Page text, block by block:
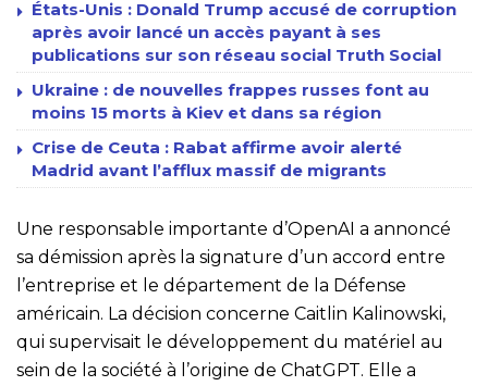
États-Unis : Donald Trump accusé de corruption
après avoir lancé un accès payant à ses
publications sur son réseau social Truth Social
Ukraine : de nouvelles frappes russes font au
moins 15 morts à Kiev et dans sa région
Crise de Ceuta : Rabat affirme avoir alerté
Madrid avant l’afflux massif de migrants
Une responsable importante d’OpenAI a annoncé
sa démission après la signature d’un accord entre
l’entreprise et le département de la Défense
américain. La décision concerne Caitlin Kalinowski,
qui supervisait le développement du matériel au
sein de la société à l’origine de ChatGPT. Elle a